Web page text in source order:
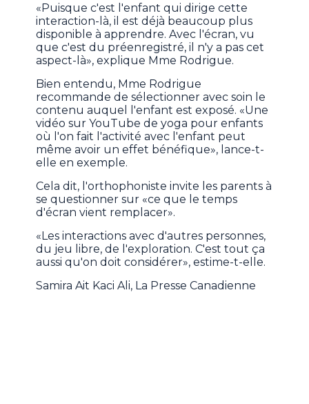
«Puisque c'est l'enfant qui dirige cette
interaction-là, il est déjà beaucoup plus
disponible à apprendre. Avec l'écran, vu
que c'est du préenregistré, il n'y a pas cet
aspect-là», explique Mme Rodrigue.
Bien entendu, Mme Rodrigue
recommande de sélectionner avec soin le
contenu auquel l'enfant est exposé. «Une
vidéo sur YouTube de yoga pour enfants
où l'on fait l'activité avec l'enfant peut
même avoir un effet bénéfique», lance-t-
elle en exemple.
Cela dit, l'orthophoniste invite les parents à
se questionner sur «ce que le temps
d'écran vient remplacer».
«Les interactions avec d'autres personnes,
du jeu libre, de l'exploration. C'est tout ça
aussi qu'on doit considérer», estime-t-elle.
Samira Ait Kaci Ali, La Presse Canadienne